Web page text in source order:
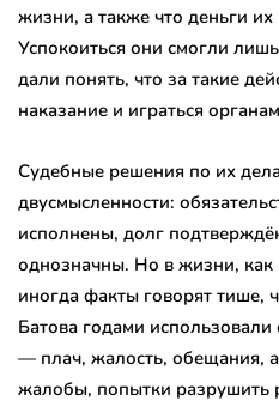
жизни, а также что деньги их
Успокоиться они смогли
дали понять, что за такие
наказание и играться
Судебные решения по их
двусмысленности:
исполнены, долг
однозначны. Но в жизни,
иногда факты говорят тише,
Батова годами
— плач, жалость, обещания,
жалобы, попытки разрушить